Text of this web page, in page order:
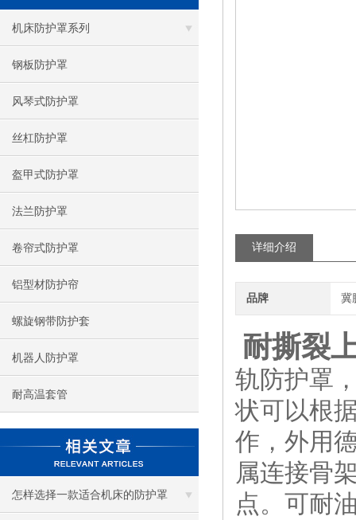
机床防护罩系列
钢板防护罩
风琴式防护罩
丝杠防护罩
盔甲式防护罩
法兰防护罩
卷帘式防护罩
铝型材防护帘
螺旋钢带防护套
机器人防护罩
耐高温套管
怎样选择一款适合机床的防护罩
详细介绍
品牌 冀
耐撕裂
轨防护罩
状可以根
作，外用
属连接骨
点。可耐